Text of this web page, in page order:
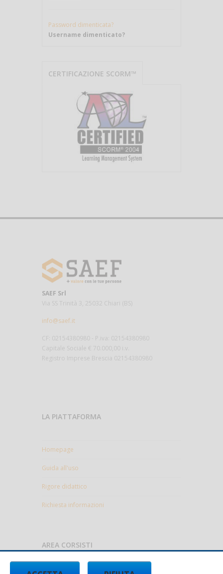
Password dimenticata?
Username dimenticato?
CERTIFICAZIONE SCORM™
SAEF Srl
Via SS Trinità 3, 25032 Chiari (BS)
info@saef.it
CF: 02154380980 - P.iva: 02154380980
Capitale Sociale € 70.000,00 i.v.
Registro Imprese Brescia 02154380980
LA PIATTAFORMA
Homepage
Guida all'uso
Rigore didattico
Richiesta informazioni
AREA CORSISTI